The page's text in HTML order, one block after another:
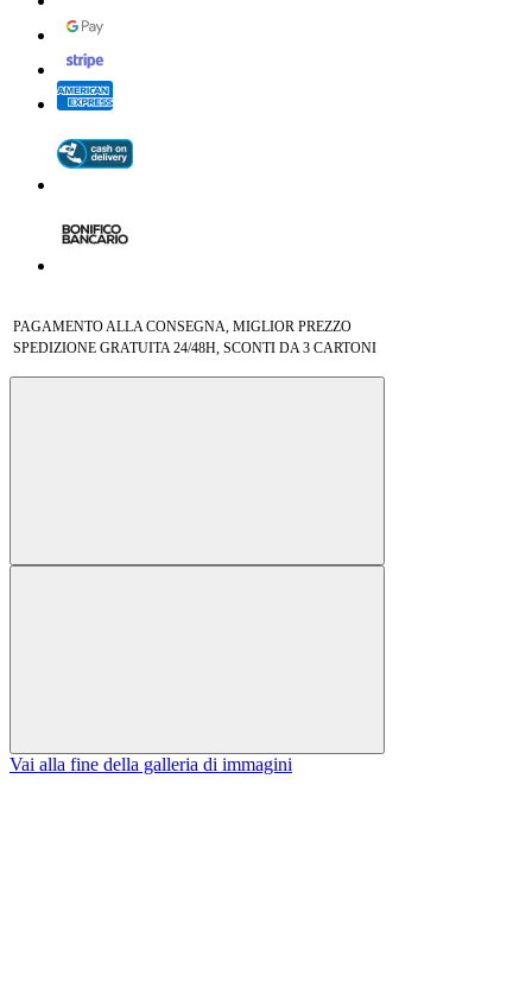
PAGAMENTO ALLA CONSEGNA, MIGLIOR PREZZO
SPEDIZIONE GRATUITA 24/48H, SCONTI DA 3 CARTONI
Vai alla fine della galleria di immagini